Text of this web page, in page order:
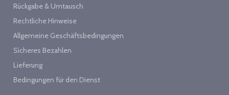
Rückgabe & Umtausch
Rechtliche Hinweise
Allgemeine Geschäftsbedingungen
Sicheres Bezahlen
Lieferung
Bedingungen für den Dienst